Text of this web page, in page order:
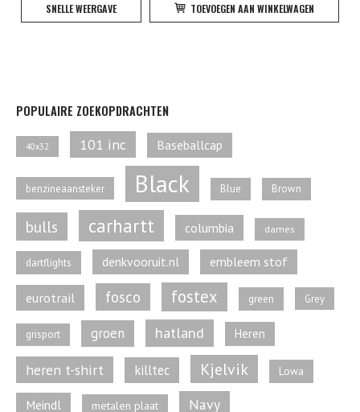
SNELLE WEERGAVE TOEVOEGEN AAN WINKELWAGEN
POPULAIRE ZOEKOPDRACHTEN
40x32 101 inc Baseballcap
benzineaansteker Black Blue Brown
bulls carhartt columbia dames
dartflights denkvooruit.nl embleem stof
eurotrail fosco fostex green Grey
grisport groen hatland Heren
heren t-shirt killtec Kjelvik Lowa
Meindl metalen plaat Navy